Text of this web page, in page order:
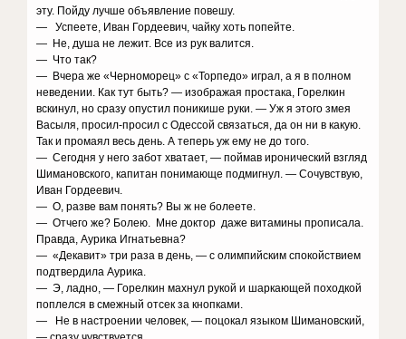
эту. Пойду лучше объявление повешу.
— Успеете, Иван Гордеевич, чайку хоть попейте.
— Не, душа не лежит. Все из рук валится.
— Что так?
— Вчера же «Черноморец» с «Торпедо» играл, а я в полном
неведении. Как тут быть? — изображая простака, Горелкин
вскинул, но сразу опустил поникише руки. — Уж я этого змея
Васыля, просил-просил с Одессой связаться, да он ни в какую.
Так и промаял весь день. А теперь уж ему не до того.
— Сегодня у него забот хватает, — поймав иронический взгляд
Шимановского, капитан понимающе подмигнул. — Сочувствую,
Иван Гордеевич.
— О, разве вам понять? Вы ж не болеете.
— Отчего же? Болею. Мне доктор даже витамины прописала.
Правда, Аурика Игнатьевна?
— «Декавит» три раза в день, — с олимпийским спокойствием
подтвердила Аурика.
— Э, ладно, — Горелкин махнул рукой и шаркающей походкой
поплелся в смежный отсек за кнопками.
— Не в настроении человек, — поцокал языком Шимановский,